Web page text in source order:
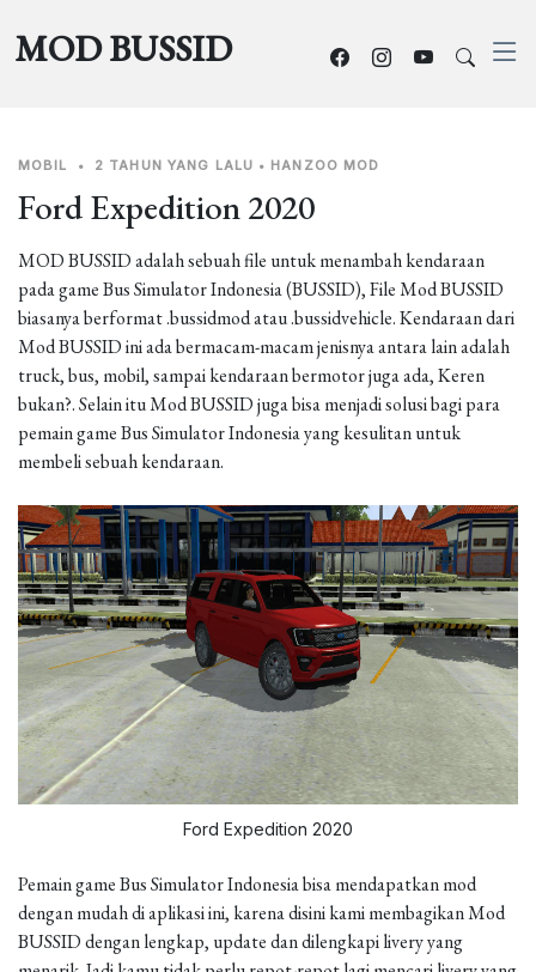
MOD BUSSID
MOBIL • 2 TAHUN YANG LALU • HANZOO MOD
Ford Expedition 2020
MOD BUSSID adalah sebuah file untuk menambah kendaraan
pada game Bus Simulator Indonesia (BUSSID), File Mod BUSSID
biasanya berformat .bussidmod atau .bussidvehicle. Kendaraan dari
Mod BUSSID ini ada bermacam-macam jenisnya antara lain adalah
truck, bus, mobil, sampai kendaraan bermotor juga ada, Keren
bukan?. Selain itu Mod BUSSID juga bisa menjadi solusi bagi para
pemain game Bus Simulator Indonesia yang kesulitan untuk
membeli sebuah kendaraan.
Ford Expedition 2020
Pemain game Bus Simulator Indonesia bisa mendapatkan mod
dengan mudah di aplikasi ini, karena disini kami membagikan Mod
BUSSID dengan lengkap, update dan dilengkapi livery yang